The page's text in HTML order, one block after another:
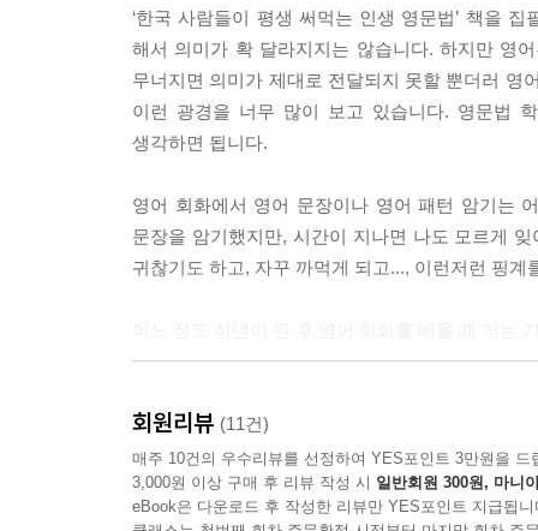
‘한국 사람들이 평생 써먹는 인생 영문법’ 책을
해서 의미가 확 달라지지는 않습니다. 하지만 영
무너지면 의미가 제대로 전달되지 못할 뿐더러 영
이런 광경을 너무 많이 보고 있습니다. 영문법
생각하면 됩니다.
영어 회화에서 영어 문장이나 영어 패턴 암기는
문장을 암기했지만, 시간이 지나면 나도 모르게
귀찮기도 하고, 자꾸 까먹게 되고..., 이런저런 핑
문장이라도 괜찮습니다. 이런 식으로 계속 반복해
저도 영어 회화를 처음 배울 때 수많은 문장을
선생님들과 영어로 얘기하려고 하면 하나도 기억
회원리뷰 (11건)
매주 10건의 우수리뷰를 선정하여 YES포인트 3만원을 드
3,000원 이상 구매 후 리뷰 작성 시 일반회원 300원, 마니
eBook은 다운로드 후 작성한 리뷰만 YES포인트 지급됩니